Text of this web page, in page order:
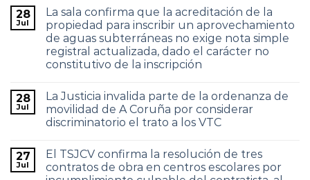
28
Jul
La sala confirma que la acreditación de la
propiedad para inscribir un aprovechamiento
de aguas subterráneas no exige nota simple
registral actualizada, dado el carácter no
constitutivo de la inscripción
28
Jul
La Justicia invalida parte de la ordenanza de
movilidad de A Coruña por considerar
discriminatorio el trato a los VTC
27
Jul
El TSJCV confirma la resolución de tres
contratos de obra en centros escolares por